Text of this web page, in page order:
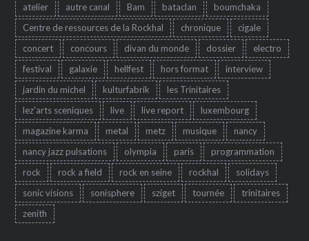
atelier autre canal Bam bataclan
boumchaka
Centre de ressources de la Rockhal
chronique
cigale
concert
concours divan du monde dossier
electro
festival
galaxie hellfest hors format
interview
jardin du michel
kulturfabrik
les Trinitaires
lez'arts sceniques
live live report
luxembourg
magazine karma
metal metz musique
nancy
nancy jazz pulsations
olympia paris
programmation
rock
rock a field rock en seine rockhal
solidays
sonic visions
sonisphere sziget tournée
trinitaires
zenith